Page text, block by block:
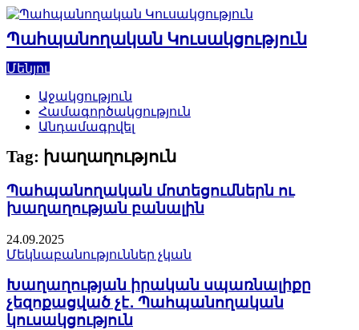
Skip
content
Պահպանողական Կուսակցություն
Մենյու
Աջակցություն
Համագործակցություն
Անդամագրվել
Tag: խաղաղություն
Պահպանողական մոտեցումներն ու
խաղաղության բանալին
24.09.2025
Մեկնաբանություններ չկան
Խաղաղության իրական սպառնալիքը
չեզոքացված չէ․ Պահպանողական
կուսակցություն